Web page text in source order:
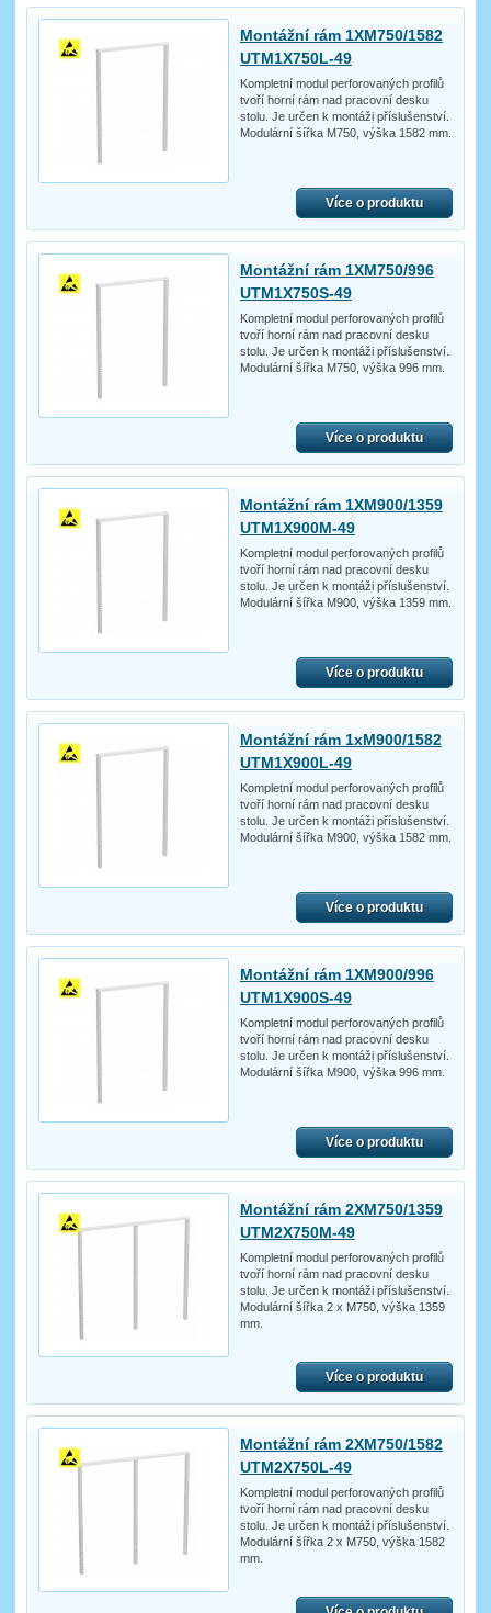
Montážní rám 1XM750/1582
UTM1X750L-49
Kompletní modul perforovaných profilů
tvoří horní rám nad pracovní desku
stolu. Je určen k montáži příslušenství.
Modulární šířka M750, výška 1582 mm.
Více o produktu
Montážní rám 1XM750/996
UTM1X750S-49
Kompletní modul perforovaných profilů
tvoří horní rám nad pracovní desku
stolu. Je určen k montáži příslušenství.
Modulární šířka M750, výška 996 mm.
Více o produktu
Montážní rám 1XM900/1359
UTM1X900M-49
Kompletní modul perforovaných profilů
tvoří horní rám nad pracovní desku
stolu. Je určen k montáži příslušenství.
Modulární šířka M900, výška 1359 mm.
Více o produktu
Montážní rám 1xM900/1582
UTM1X900L-49
Kompletní modul perforovaných profilů
tvoří horní rám nad pracovní desku
stolu. Je určen k montáži příslušenství.
Modulární šířka M900, výška 1582 mm.
Více o produktu
Montážní rám 1XM900/996
UTM1X900S-49
Kompletní modul perforovaných profilů
tvoří horní rám nad pracovní desku
stolu. Je určen k montáži příslušenství.
Modulární šířka M900, výška 996 mm.
Více o produktu
Montážní rám 2XM750/1359
UTM2X750M-49
Kompletní modul perforovaných profilů
tvoří horní rám nad pracovní desku
stolu. Je určen k montáži příslušenství.
Modulární šířka 2 x M750, výška 1359
mm.
Více o produktu
Montážní rám 2XM750/1582
UTM2X750L-49
Kompletní modul perforovaných profilů
tvoří horní rám nad pracovní desku
stolu. Je určen k montáži příslušenství.
Modulární šířka 2 x M750, výška 1582
mm.